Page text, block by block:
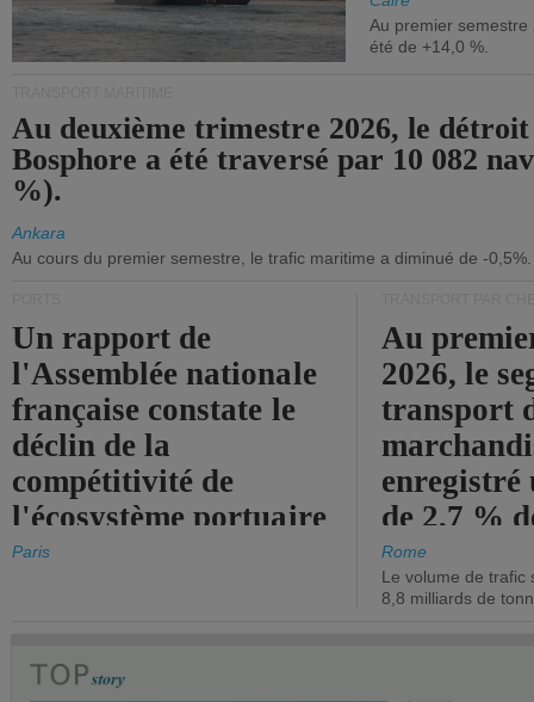
Au premier
été de +14,0 %.
Au deuxième trimestre 2026, le
Bosphore a été traversé par 10 082
%).
Ankara
Au cours du premier semestre, le trafic maritime a diminué de -0,5%.
Un rapport de
l'Assemblée nationale
française constate le
déclin de la
compétitivité de
l'écosystème portuaire
de l'État.
Paris
Au
2026, le
transport
enregistré
de 2,7 %
chiffre
Rome
Le volume de trafic
8,8 milliards de